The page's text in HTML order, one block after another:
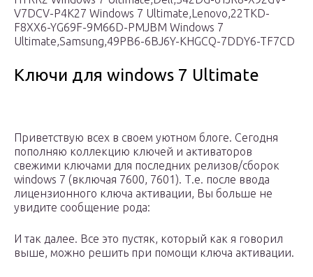
V7DCV-P4K27 Windows 7 Ultimate,Lenovo,22TKD-
F8XX6-YG69F-9M66D-PMJBM Windows 7
Ultimate,Samsung,49PB6-6BJ6Y-KHGCQ-7DDY6-TF7CD
Ключи для windows 7 Ultimate
Приветствую всех в своем уютном блоге. Сегодня
пополняю коллекцию ключей и активаторов
свежими ключами для последних релизов/сборок
windows 7 (включая 7600, 7601). Т.е. после ввода
лицензионного ключа активации, Вы больше не
увидите сообщение рода:
И так далее. Все это пустяк, который как я говорил
выше, можно решить при помощи ключа активации.